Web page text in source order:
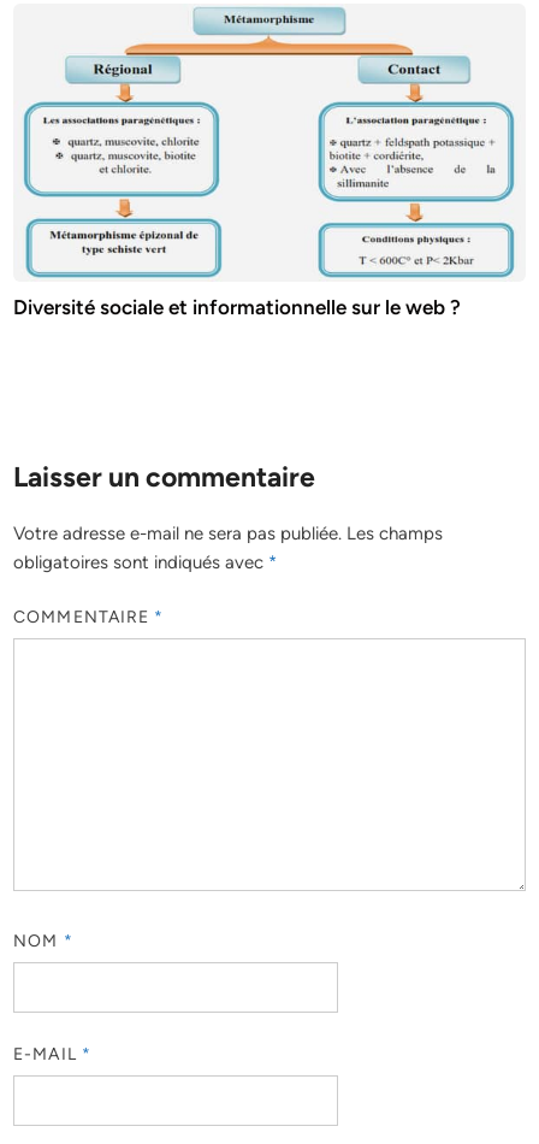
Diversité sociale et informationnelle sur le web ?
Laisser un commentaire
Votre adresse e-mail ne sera pas publiée. Les champs
obligatoires sont indiqués avec *
COMMENTAIRE *
NOM *
E-MAIL *